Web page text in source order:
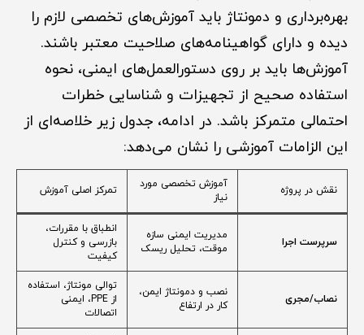
بهره‌برداری و دمونتاژ باید آموزش‌های تخصصی لازم را
دیده و دارای گواهینامه‌های صلاحیت معتبر باشند.
آموزش‌ها باید بر روی دستورالعمل‌های ایمنی، نحوه
استفاده صحیح از تجهیزات و شناسایی خطرات
احتمالی متمرکز باشد. در ادامه، جدول زیر خلاصه‌ای از
این الزامات آموزشی را نشان می‌دهد:
نقش در پروژه
آموزش تخصصی مورد
نیاز
تمرکز اصلی آموزش
سرپرست اجرا
مدیریت ایمنی سازه
موقت، تحلیل ریسک
انطباق با مقررات،
بازرسی و کنترل
کیفیت
نصاب/مجری
نصب و دمونتاژ ایمن،
کار در ارتفاع
توالی مونتاژ، استفاده
از PPE، ایمنی
اتصالات